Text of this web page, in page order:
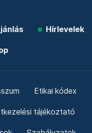
Hírlevelek
Etikai kódex
tájékoztató